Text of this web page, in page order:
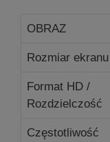
OBRAZ
Rozmiar ekranu
Format HD /
Rozdzielczość
Częstotliwość